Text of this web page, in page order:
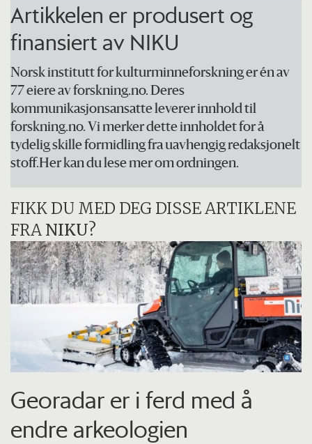
Artikkelen er produsert og
finansiert av NIKU
Norsk institutt for kulturminneforskning er én av
77 eiere av forskning.no. Deres
kommunikasjonsansatte leverer innhold til
forskning.no. Vi merker dette innholdet for å
tydelig skille formidling fra uavhengig redaksjonelt
stoff.Her kan du lese mer om ordningen.
FIKK DU MED DEG DISSE ARTIKLENE
FRA NIKU?
Georadar er i ferd med å
endre arkeologien